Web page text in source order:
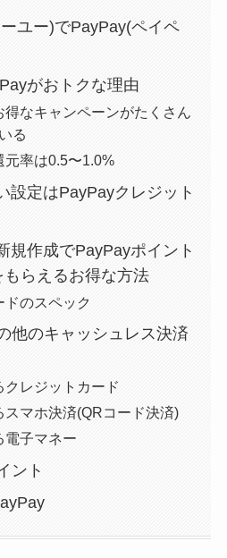
ーユー)でPayPay(ペイペ
がおトクな理由
なキャンペーンがたくさん
る
元率は0.5〜1.0%
設定はPayPayクレジット
規作成でPayPayポイント
らえるお得な方法
ドのスペック
他のキャッシュレス決済
クレジットカード
スマホ決済(QRコード決済)
電子マネー
ント